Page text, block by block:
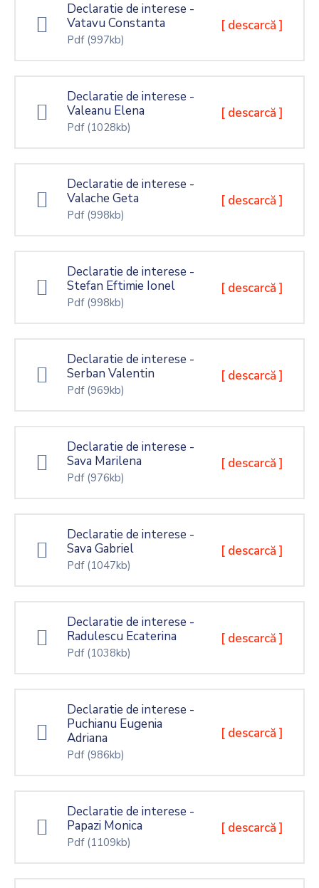
Declaratie de interese -
Vatavu Constanta
Pdf (997kb)
[ descarcă ]
Declaratie de interese -
Valeanu Elena
Pdf (1028kb)
[ descarcă ]
Declaratie de interese -
Valache Geta
Pdf (998kb)
[ descarcă ]
Declaratie de interese -
Stefan Eftimie Ionel
Pdf (998kb)
[ descarcă ]
Declaratie de interese -
Serban Valentin
Pdf (969kb)
[ descarcă ]
Declaratie de interese -
Sava Marilena
Pdf (976kb)
[ descarcă ]
Declaratie de interese -
Sava Gabriel
Pdf (1047kb)
[ descarcă ]
Declaratie de interese -
Radulescu Ecaterina
Pdf (1038kb)
[ descarcă ]
Declaratie de interese -
Puchianu Eugenia
Adriana
Pdf (986kb)
[ descarcă ]
Declaratie de interese -
Papazi Monica
Pdf (1109kb)
[ descarcă ]